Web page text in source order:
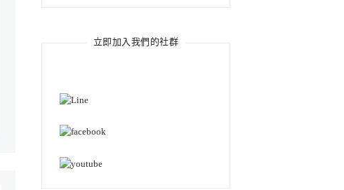
立即加入我們的社群